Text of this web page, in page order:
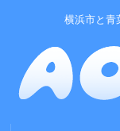
横浜市と青